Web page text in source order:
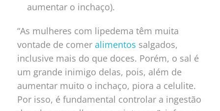
aumentar o inchaço).
“As mulheres com lipedema têm muita
vontade de comer alimentos salgados,
inclusive mais do que doces. Porém, o sal é
um grande inimigo delas, pois, além de
aumentar muito o inchaço, piora a celulite.
Por isso, é fundamental controlar a ingestão